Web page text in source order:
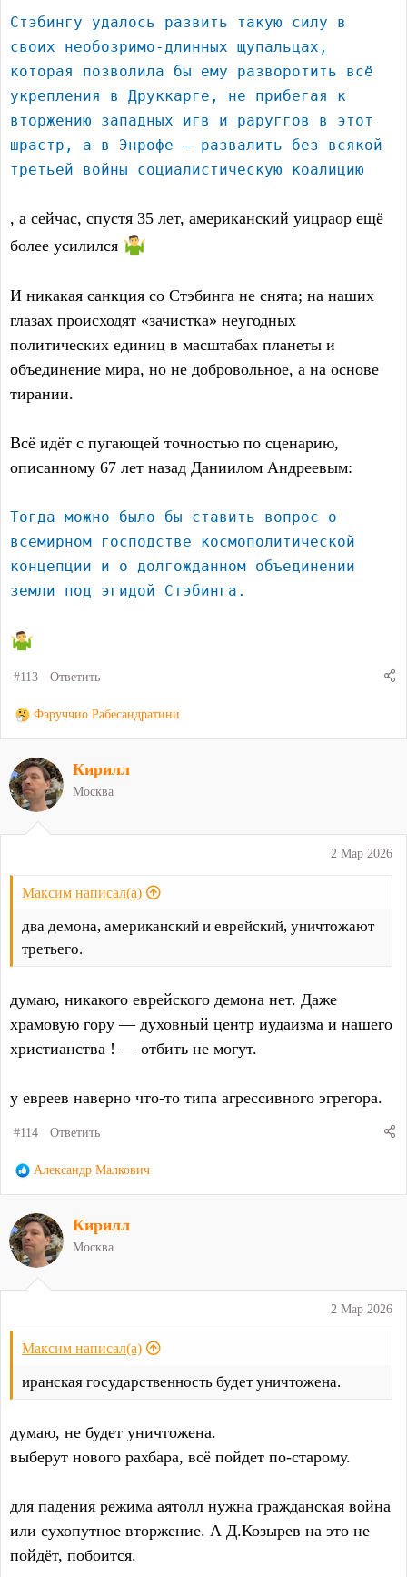
Стэбингу удалось развить такую силу в
своих необозримо-длинных щупальцах,
которая позволила бы ему разворотить всё
укрепления в Друккарге, не прибегая к
вторжению западных игв и раруггов в этот
шрастр, а в Энрофе — развалить без всякой
третьей войны социалистическую коалицию
, а сейчас, спустя 35 лет, американский уицраор ещё
более усилился
И никакая санкция со Стэбинга не снята; на наших
глазах происходят «зачистка» неугодных
политических единиц в масштабах планеты и
объединение мира, но не добровольное, а на основе
тирании.
Всё идёт с пугающей точностью по сценарию,
описанному 67 лет назад Даниилом Андреевым:
Тогда можно было бы ставить вопрос о
всемирном господстве космополитической
концепции и о долгожданном объединении
земли под эгидой Стэбинга.
#113 Ответить
Р
к
ц
и
Фэруччио Рабесандратини
2 Мар 2026
Максим написал(а)
два демона, американский и еврейский, уничтожают
третьего.
думаю, никакого еврейского демона нет. Даже
храмовую гору — духовный центр иудаизма и нашего
христианства ! — отбить не могут.
у евреев наверно что-то типа агрессивного эгрегора.
#114 Ответить
Р
к
ц
и
Александр Малкович
Кирилл
Москва
2 Мар 2026
Максим написал(а)
иранская государственность будет уничтожена.
думаю, не будет уничтожена.
выберут нового рахбара, всё пойдет по-старому.
для падения режима аятолл нужна гражданская война
или сухопутное вторжение. А Д.Козырев на это не
пойдёт, побоится.
Кирилл
Москва